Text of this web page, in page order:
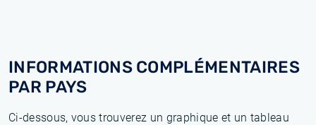
INFORMATIONS COMPLÉMENTAIRES
PAR PAYS
Ci-dessous, vous trouverez un graphique et un tableau